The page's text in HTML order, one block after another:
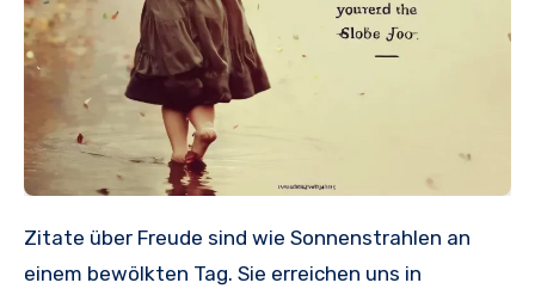
Zitate über Freude sind wie Sonnenstrahlen an
einem bewölkten Tag. Sie erreichen uns in